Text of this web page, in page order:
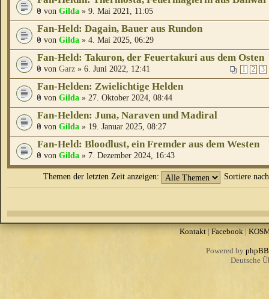
von Gilda » 9. Mai 2021, 11:05
Fan-Held: Dagain, Bauer aus Rundon
von Gilda » 4. Mai 2025, 06:29
Fan-Held: Takuron, der Feuertakuri aus dem Osten
1 2 3
von Garz » 6. Juni 2022, 12:41
Fan-Helden: Zwielichtige Helden
von Gilda » 27. Oktober 2024, 08:44
Fan-Helden: Juna, Naraven und Madiral
von Gilda » 19. Januar 2025, 08:27
Fan-Held: Bloodlust, ein Fremder aus dem Westen
von Gilda » 7. Dezember 2024, 16:43
Themen der letzten Zeit anzeigen: Sortiere
Kontakt|Facebook|
Powered by phpBB
Deutsche